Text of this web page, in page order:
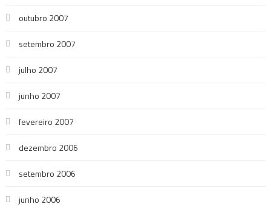
outubro 2007
setembro 2007
julho 2007
junho 2007
fevereiro 2007
dezembro 2006
setembro 2006
junho 2006